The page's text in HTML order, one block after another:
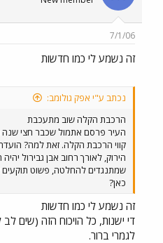
7/1/06
זה נשמע לי כמו חדשות
נכתב ע"י אפק גולומב:
הרכבת הקלה שוב מתעכבת
העיר פרסם אתמול שכבר חצי שנה
קווי הרכבת הקלה. זאת למה?
הירוק, לאורך רחוב אבן גבירול
שמתנגדים להחלטה, פשוט תוקעים
כאן?
זה נשמע לי כמו חדשות
די ישנות, כל הויכוח הזה (שים לב
לגמרי ברור.